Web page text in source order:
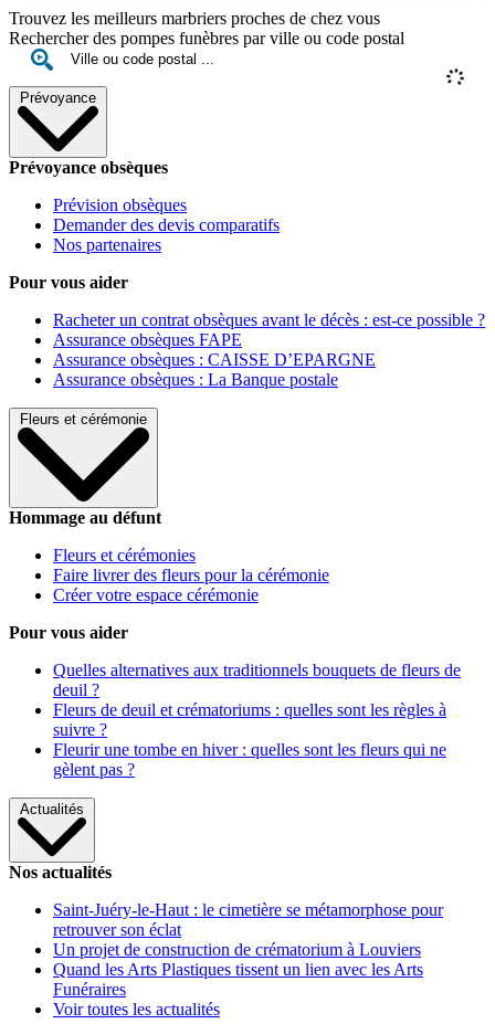
Trouvez les meilleurs marbriers proches de chez vous
Rechercher des pompes funèbres par ville ou code postal
Prévoyance
Prévoyance obsèques
Prévision obsèques
Demander des devis comparatifs
Nos partenaires
Pour vous aider
Racheter un contrat obsèques avant le décès : est-ce possible ?
Assurance obsèques FAPE
Assurance obsèques : CAISSE D’EPARGNE
Assurance obsèques : La Banque postale
Fleurs et cérémonie
Hommage au défunt
Fleurs et cérémonies
Faire livrer des fleurs pour la cérémonie
Créer votre espace cérémonie
Pour vous aider
Quelles alternatives aux traditionnels bouquets de fleurs de
deuil ?
Fleurs de deuil et crématoriums : quelles sont les règles à
suivre ?
Fleurir une tombe en hiver : quelles sont les fleurs qui ne
gèlent pas ?
Actualités
Nos actualités
Saint-Juéry-le-Haut : le cimetière se métamorphose pour
retrouver son éclat
Un projet de construction de crématorium à Louviers
Quand les Arts Plastiques tissent un lien avec les Arts
Funéraires
Voir toutes les actualités